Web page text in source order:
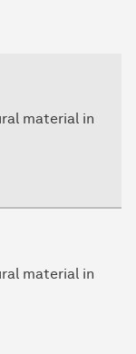
material in
material in